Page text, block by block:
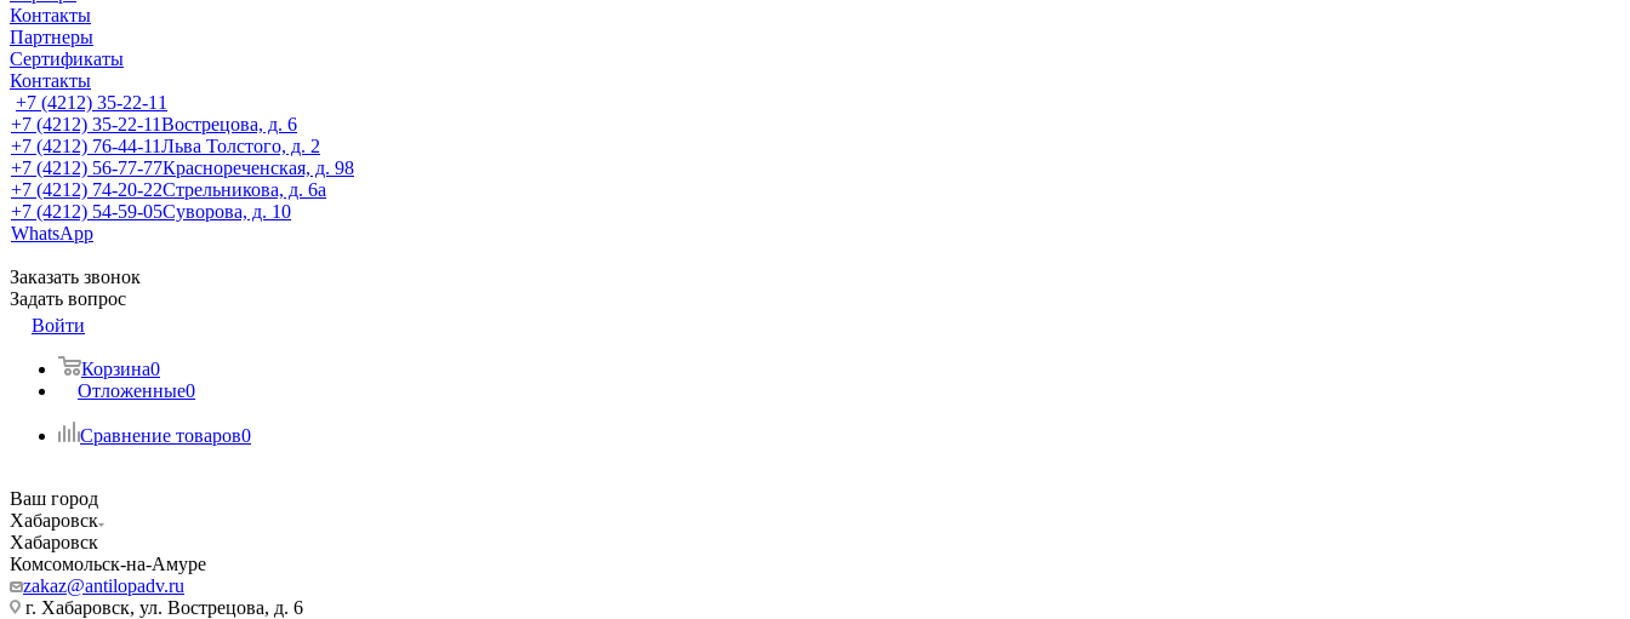
Контакты
Партнеры
Сертификаты
Контакты
+7 (4212) 35-22-11
+7 (4212) 35-22-11Вострецова, д. 6
+7 (4212) 76-44-11Льва Толстого, д. 2
+7 (4212) 56-77-77Краснореченская, д. 98
+7 (4212) 74-20-22Стрельникова, д. 6а
+7 (4212) 54-59-05Суворова, д. 10
WhatsApp
Заказать звонок
Задать вопрос
Войти
Корзина0
Отложенные0
Сравнение товаров0
Ваш город
Хабаровск
Хабаровск
Комсомольск-на-Амуре
zakaz@antilopadv.ru
г. Хабаровск, ул. Вострецова, д. 6